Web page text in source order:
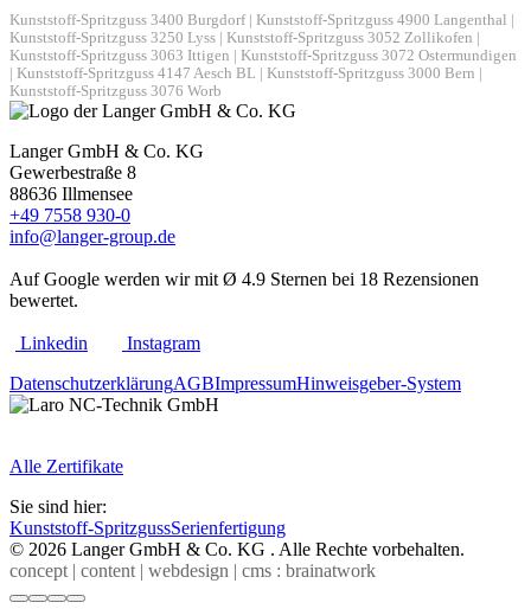
Kunststoff-Spritzguss 3400 Burgdorf| Kunststoff-Spritzguss 4900 Langenthal |
Kunststoff-Spritzguss 3250 Lyss | Kunststoff-Spritzguss 3052 Zollikofen |
Kunststoff-Spritzguss 3063 Ittigen | Kunststoff-Spritzguss 3072 Ostermundigen
| Kunststoff-Spritzguss 4147 Aesch BL | Kunststoff-Spritzguss 3000 Bern |
Kunststoff-Spritzguss 3076 Worb
Langer GmbH & Co. KG
Gewerbestraße 8
88636 Illmensee
+49 7558 930-0
info@langer-group.de
Auf Google werden wir mit Ø 4.9 Sternen bei 18 Rezensionen
bewertet.
Linkedin
Instagram
Datenschutz­erklärungAGBImpressumHinweisgeber-System
Alle Zertifikate
Sie sind hier:
Kunststoff-SpritzgussSerienfertigung
© 2026 Langer GmbH & Co. KG . Alle Rechte vorbehalten.
concept | content | webdesign | cms : brainatwork